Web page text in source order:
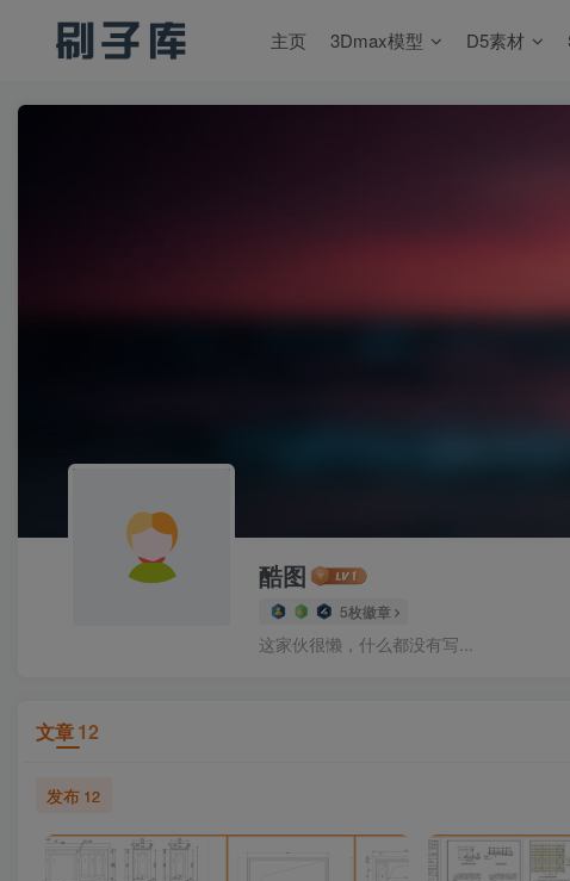
主页 3Dmax模型 D5素材
酷图
5枚徽章
这家伙很懒，什么都没有写...
文章12
发布 12